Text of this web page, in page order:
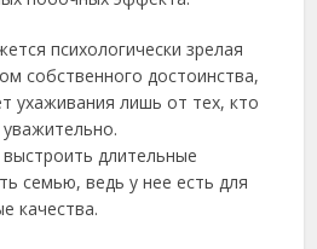
психологически зрелая
собственного достоинства,
ухаживания лишь от тех, кто
длительные
семью, ведь у нее есть для
качества.